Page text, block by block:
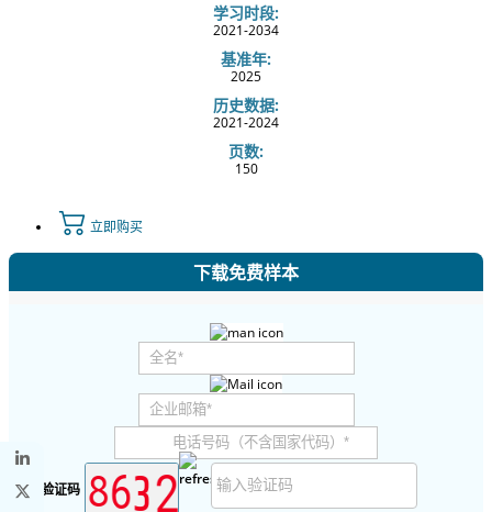
学习时段:
2021-2034
基准年:
2025
历史数据:
2021-2024
页数:
150
立即购买
下载免费样本
安全验证码